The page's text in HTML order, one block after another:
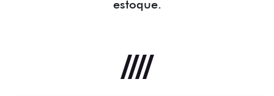
estoque.